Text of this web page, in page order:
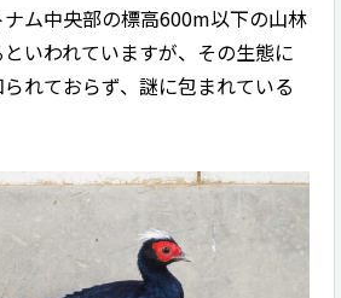
ム中央部の標高600m以下の山林
いわれていますが、その生態に
れておらず、謎に包まれている